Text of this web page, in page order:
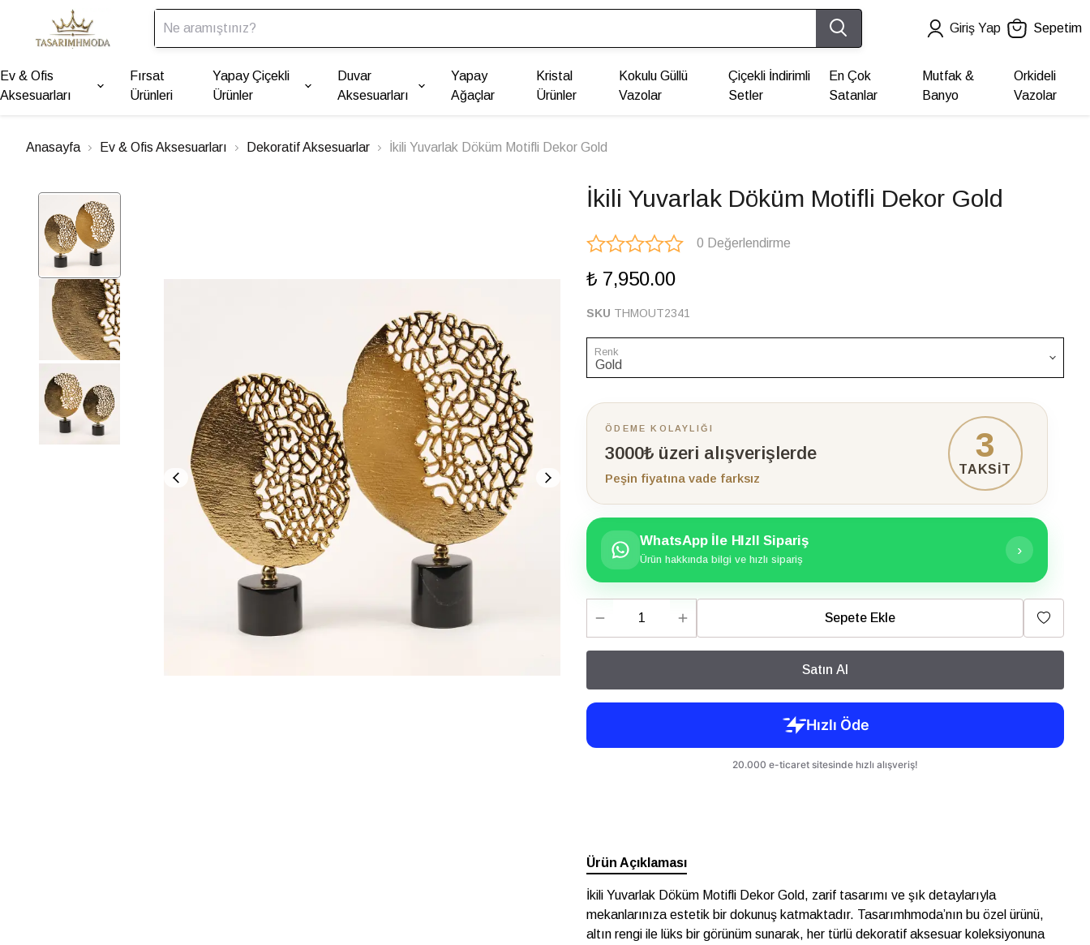
Giriş Yap Sepetim
Ev & Ofis
Aksesuarları
Fırsat
Ürünleri
Yapay Çiçekli
Ürünler
Duvar
Aksesuarları
Yapay
Ağaçlar
Kristal
Ürünler
Kokulu Güllü
Vazolar
Çiçekli İndirimli
Setler
En Çok
Satanlar
Mutfak &
Banyo
Orkideli
Vazolar
Anasayfa Ev & Ofis Aksesuarları Dekoratif Aksesuarlar İkili Yuvarlak Döküm Motifli Dekor Gold
İkili Yuvarlak Döküm Motifli Dekor Gold
0 Değerlendirme
₺ 7,950.00
SKU THMOUT2341
Renk
ÖDEME KOLAYLIĞI
3000₺ üzeri alışverişlerde
Peşin fiyatına vade farksız
3
TAKSİT
WhatsApp İle HIzlI Sipariş
Ürün hakkında bilgi ve hızlı sipariş
›
Sepete Ekle
Satın Al
Ürün Açıklaması
İkili Yuvarlak Döküm Motifli Dekor Gold, zarif tasarımı ve şık detaylarıyla
mekanlarınıza estetik bir dokunuş katmaktadır. Tasarımhmoda’nın bu özel ürünü,
altın rengi ile lüks bir görünüm sunarak, her türlü dekoratif aksesuar koleksiyonuna